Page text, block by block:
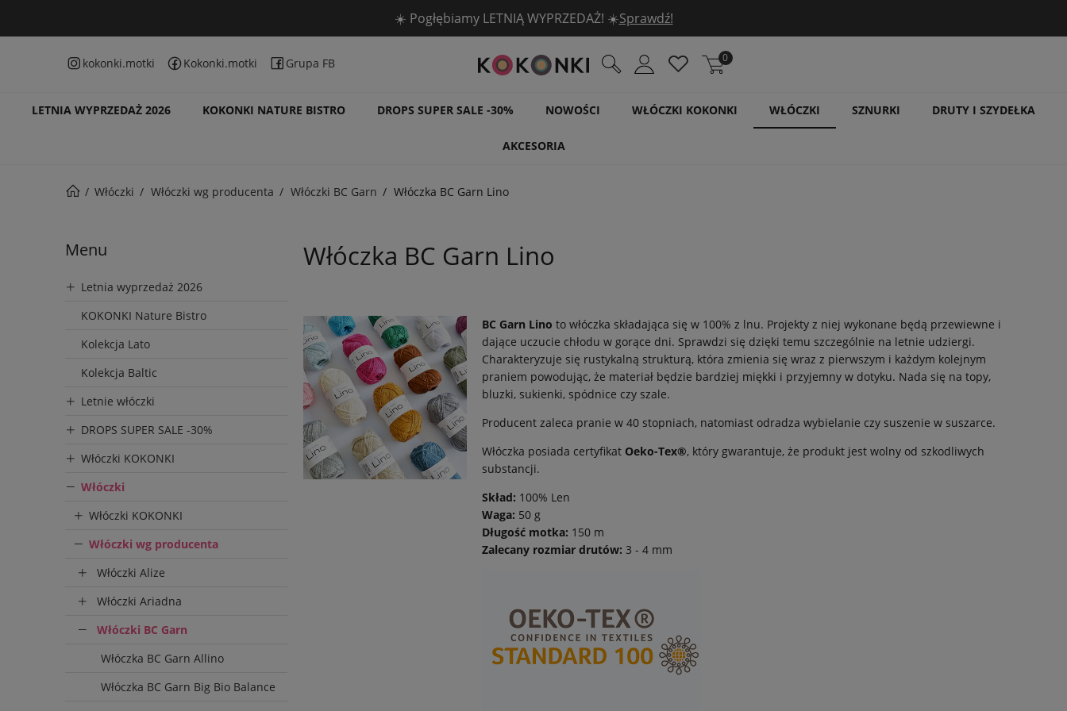
☀️ Pogłębiamy LETNIĄ WYPRZEDAŻ! ☀️Sprawdź!
kokonki.motki Kokonki.motki Grupa FB 0
LETNIA WYPRZEDAŻ 2026 KOKONKI NATURE BISTRO DROPS SUPER SALE -30% NOWOŚCI WŁÓCZKI KOKONKI WŁÓCZKI SZNURKI DRUTY I SZYDEŁKA
AKCESORIA
Włóczki Włóczki wg producenta Włóczki BC Garn Włóczka BC Garn Lino
Menu
Letnia wyprzedaż 2026
KOKONKI Nature Bistro
Kolekcja Lato
Kolekcja Baltic
Letnie włóczki
DROPS SUPER SALE -30%
Włóczki KOKONKI
Włóczki
Włóczki KOKONKI
Włóczki wg producenta
Włóczki Alize
Włóczki Ariadna
Włóczki BC Garn
Włóczka BC Garn Allino
Włóczka BC Garn Big Bio Balance
Włóczka BC Garn Lino
BC Garn Lino to włóczka składająca się w 100% z lnu. Projekty z niej wykonane będą przewiewne i
dające uczucie chłodu w gorące dni. Sprawdzi się dzięki temu szczególnie na letnie udziergi.
Charakteryzuje się rustykalną strukturą, która zmienia się wraz z pierwszym i każdym kolejnym
praniem powodując, że materiał będzie bardziej miękki i przyjemny w dotyku. Nada się na topy,
bluzki, sukienki, spódnice czy szale.
Producent zaleca pranie w 40 stopniach, natomiast odradza wybielanie czy suszenie w suszarce.
Włóczka posiada certyfikat Oeko-Tex®, który gwarantuje, że produkt jest wolny od szkodliwych
substancji.
Skład: 100% Len
Waga: 50 g
Długość motka: 150 m
Zalecany rozmiar drutów: 3 - 4 mm